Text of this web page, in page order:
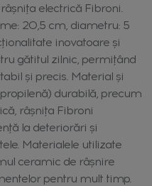
electrică Fibroni.
20,5 cm, diametru: 5
inovatoare și
gătitul zilnic, permițând
și precis. Material și
durabilă, precum
râșnița Fibroni
la deteriorări și
Materialele utilizate
ceramic de râșnire
pentru mult timp.